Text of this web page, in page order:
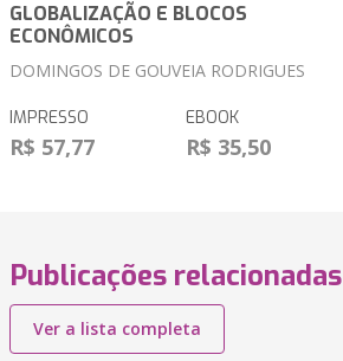
GLOBALIZAÇÃO E BLOCOS
ECONÔMICOS
DOMINGOS DE GOUVEIA RODRIGUES
IMPRESSO
R$ 57,77
EBOOK
R$ 35,50
Publicações relacionadas
Ver a lista completa